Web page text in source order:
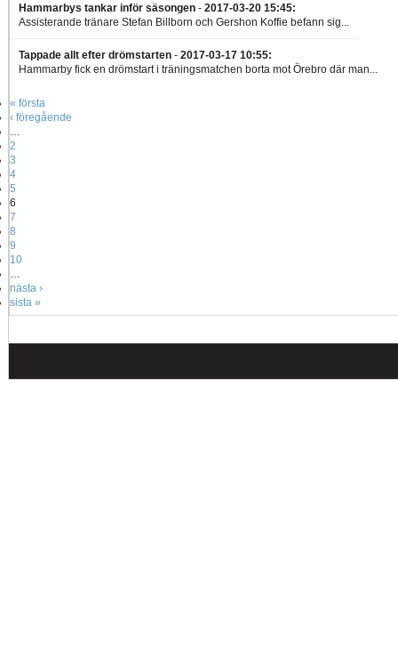
Hammarbys tankar inför säsongen - 2017-03-20 15:45:
Assisterande tränare Stefan Billborn och Gershon Koffie befann sig...
Tappade allt efter drömstarten - 2017-03-17 10:55:
Hammarby fick en drömstart i träningsmatchen borta mot Örebro där man...
« första
‹ föregående
…
2
3
4
5
6
7
8
9
10
…
nästa ›
sista »